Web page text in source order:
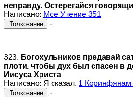
неправду. Остерегайся
Написано: Мое Учение 351
Толкование -
323. Богохульников предавай
плоти, чтобы дух был спасен в
Иисуса Христа
Написано: Я сказал. 1 Коринфянам
Толкование -